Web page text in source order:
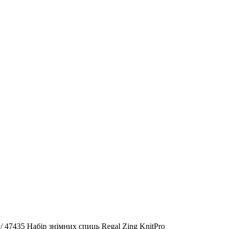
/ 47435 Набір знімних спиць Regal Zing KnitPro